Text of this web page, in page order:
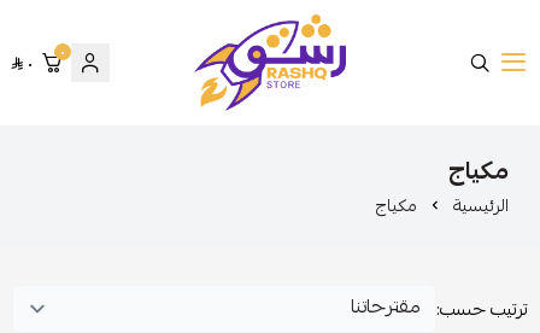
متجر رشق
٠ ٠
مكياج
الرئيسية مكياج
ترتيب حسب: